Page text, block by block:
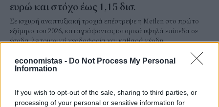
economistas - Do Not Process My Personal
Information
If you wish to opt-out of the sale, sharing to third parties, or
processing of your personal or sensitive information for
ευρώ και στόχο έως 1,15 δισ.
Σε ισχυρή αναπτυξιακή τροχιά επέστρεψε η Metlen στο πρώτο
εξάμηνο του 2026, καταγράφοντας ιστορικά υψηλά επίπεδα σε
έσοδα, λειτουργική κερδοφορία και καθαρά κέρδη.